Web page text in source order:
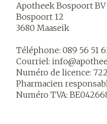
Apotheek Bospoort BV
Bospoort 12
3680 Maaseik
Téléphone: 089 56 51
Courriel: info@
Numéro de licence:
Pharmacien
Numéro TVA: